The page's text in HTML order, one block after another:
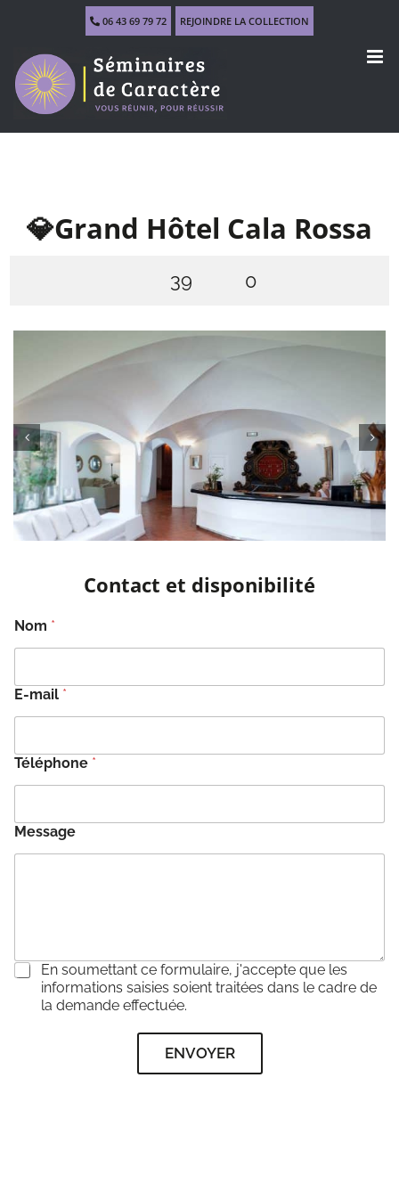
06 43 69 79 72 REJOINDRE LA COLLECTION
💎Grand Hôtel Cala Rossa
39 0
Contact et disponibilité
Nom *
E-mail *
Téléphone *
Message
C
En soumettant ce formulaire, j'accepte que les
informations saisies soient traitées dans le cadre de
la demande effectuée.
ENVOYER